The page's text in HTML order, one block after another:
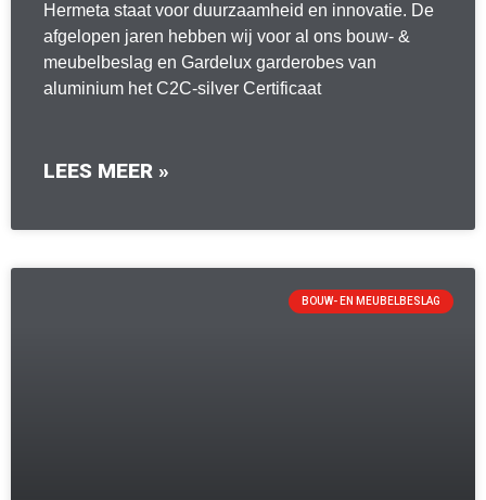
Hermeta staat voor duurzaamheid en innovatie. De
afgelopen jaren hebben wij voor al ons bouw- &
meubelbeslag en Gardelux garderobes van
aluminium het C2C-silver Certificaat
LEES MEER »
BOUW- EN MEUBELBESLAG